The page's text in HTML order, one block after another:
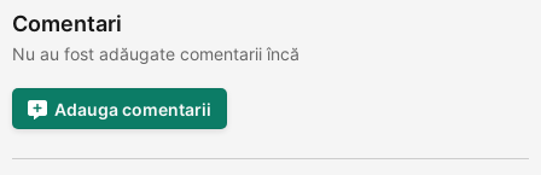
Comentari
Nu au fost adăugate comentarii încă
Adauga comentarii